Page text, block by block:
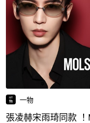
一物
張凌赫宋雨琦同款